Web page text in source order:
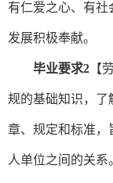
有仁爱之心、有社
发展积极奉献。
毕业要求2 【
规的基础知识，了
章、规定和标准，
人单位之间的关系